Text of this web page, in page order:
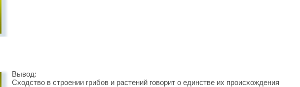
Вывод:
Сходство в строении грибов и растений говорит о единстве их происхождения